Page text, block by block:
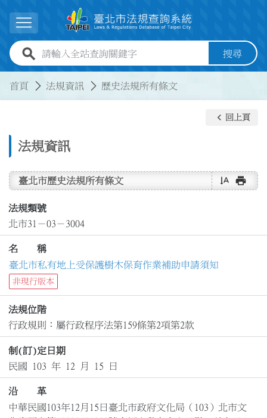
展開選單
全站查詢關鍵字欄位 搜尋
首頁 法規資訊 歷史法規所有條文
法規資訊
keyboard_arrow_left 回上頁
臺北市歷史法規所有條文 text_rotate_vertical print
法規類號
北市31－03－3004
名 稱
臺北市私有地上受保護樹木保育作業補助申請須知
非現行版本
法規位階
行政規則：屬行政程序法第159條第2項第2款
制(訂)定日期
民國 103 年 12 月 15 日
沿 革
中華民國103年12月15日臺北市政府文化局（103）北市文